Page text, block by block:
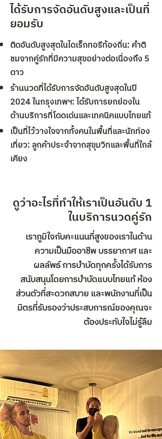
ได้รับการจัดอันดับสูงและเป็นที่
ยอมรับ
ติดอันดับสูงสุดในไดเร็กทอรีท้องถิ่น: คำติ
ชมจากคู่รักที่มีความสุขอย่างต่อเนื่องถึง 5
ดาว
ร้านนวดที่ได้รับการจัดอันดับสูงสุดในปี
2024 ในกรุงเทพฯ: ได้รับการยกย่องใน
ด้านบริการที่โดดเด่นและเทคนิคแบบไทยแท้
เป็นที่ไว้วางใจจากทั้งคนในพื้นที่และนักท่อง
เที่ยว: ลูกค้าประจำจากสุขุมวิทและพื้นที่ใกล้
เคียง
ดูว่าอะไรที่ทำให้เราเป็นอันดับ 1
ในบริการนวดคู่รัก
เราภูมิใจกับคะแนนที่สูงของเราในด้าน
ความเป็นมืออาชีพ บรรยากาศ และ
ผลลัพธ์ การบำบัดทุกครั้งได้รับการ
สนับสนุนโดยการบำบัดแบบไทยแท้ ห้อง
ส่วนตัวที่สะดวกสบาย และพนักงานที่เป็น
มิตรที่รับรองว่าประสบการณ์ของคุณจะ
ต้องประทับใจไม่รู้ลืม